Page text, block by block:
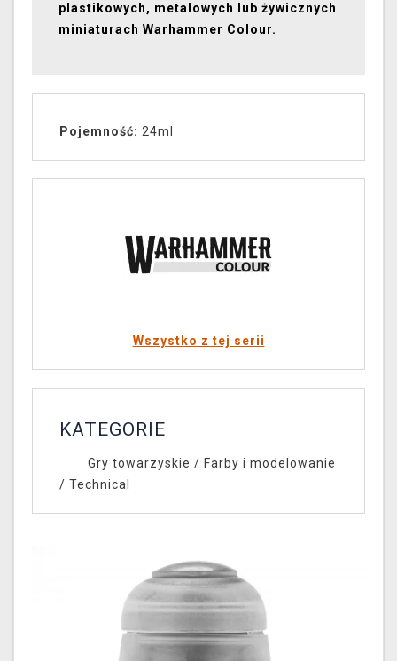
plastikowych, metalowych lub żywicznych
miniaturach Warhammer Colour.
Pojemność: 24ml
Wszystko z tej serii
KATEGORIE
Gry towarzyskie / Farby i modelowanie
/ Technical